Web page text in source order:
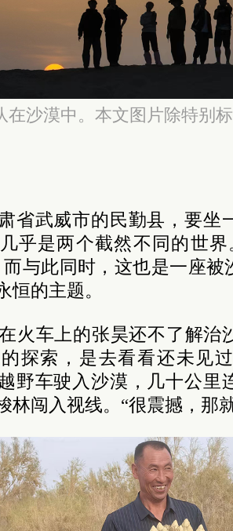
在沙漠中。本文图片除特别
省武威市的民勤县，要坐
乎是两个截然不同的世
而与此同时，这也是一座
恒的主题。
火车上的张昊还不了解治
探索，是去看看还未见
野车驶入沙漠，几十公里
林闯入视线。“很震撼，那